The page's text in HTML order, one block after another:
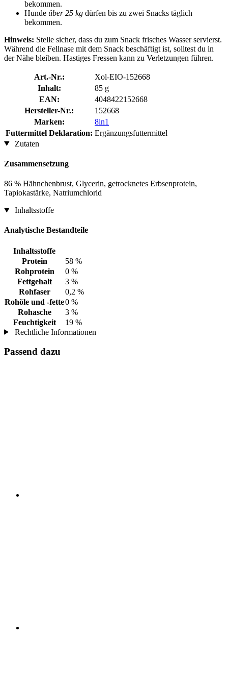
bekommen.
Hunde über 25 kg dürfen bis zu zwei Snacks täglich
bekommen.
Hinweis: Stelle sicher, dass du zum Snack frisches Wasser servierst.
Während die Fellnase mit dem Snack beschäftigt ist, solltest du in
der Nähe bleiben. Hastiges Fressen kann zu Verletzungen führen.
Art.-Nr.:
Xol-EIO-152668
Inhalt:
85 g
EAN:
4048422152668
Hersteller-Nr.:
152668
Marken:
8in1
Futtermittel Deklaration: Ergänzungsfuttermittel
Zutaten
Zusammensetzung
86 % Hähnchenbrust, Glycerin, getrocknetes Erbsenprotein,
Tapiokastärke, Natriumchlorid
Inhaltsstoffe
Analytische Bestandteile
Inhaltsstoffe
Protein
58 %
Rohprotein
0 %
Fettgehalt
3 %
Rohfaser
0,2 %
Rohöle und -fette0 %
Rohasche
3 %
Feuchtigkeit
19 %
Rechtliche Informationen
Passend dazu